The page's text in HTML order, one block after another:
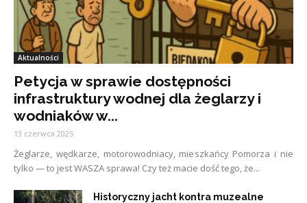
Aktualności
Petycja w sprawie dostępności
infrastruktury wodnej dla żeglarzy i
wodniaków w...
13 czerwca 2025
Żeglarze, wędkarze, motorowodniacy, mieszkańcy Pomorza i nie
tylko — to jest WASZA sprawa! Czy też macie dość tego, że...
Historyczny jacht kontra muzealne